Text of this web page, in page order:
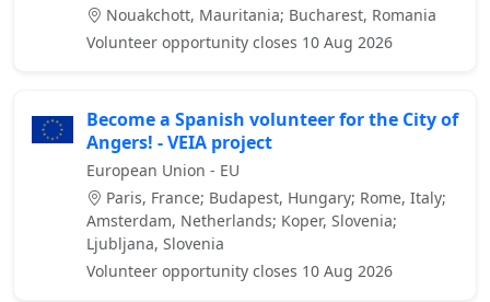
Nouakchott, Mauritania; Bucharest, Romania
Volunteer opportunity closes 10 Aug 2026
Become a Spanish volunteer for the City of
Angers! - VEIA project
European Union - EU
Paris, France; Budapest, Hungary; Rome, Italy;
Amsterdam, Netherlands; Koper, Slovenia;
Ljubljana, Slovenia
Volunteer opportunity closes 10 Aug 2026